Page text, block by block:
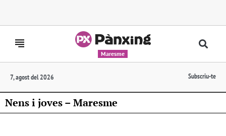
Maresme
7, agost del 2026 Subscriu-te
Nens i joves – Maresme